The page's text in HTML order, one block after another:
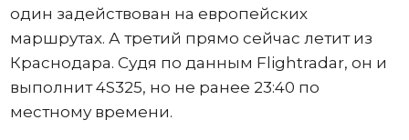
один задействован на европейских
маршрутах. А третий прямо сейчас летит из
Краснодара. Судя по данным Flightradar, он и
выполнит 4S325, но не ранее 23:40 по
местному времени.